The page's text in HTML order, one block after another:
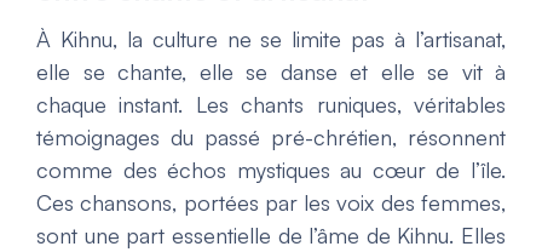
À Kihnu, la culture ne se limite pas à l’artisanat,
elle se chante, elle se danse et elle se vit à
chaque instant. Les chants runiques, véritables
témoignages du passé pré-chrétien, résonnent
comme des échos mystiques au cœur de l’île.
Ces chansons, portées par les voix des femmes,
sont une part essentielle de l’âme de Kihnu. Elles